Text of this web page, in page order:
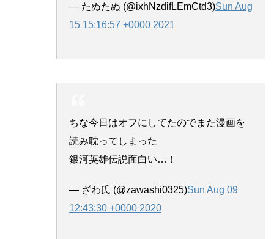
— たぬたぬ (@ixhNzdifLEmCtd3)Sun Aug
15 15:16:57 +0000 2021
ちな今日はオフにしてたのでまた漫画を
読み耽ってしまった
銀河英雄伝説面白い…！
— ざわ氏 (@zawashi0325)Sun Aug 09
12:43:30 +0000 2020